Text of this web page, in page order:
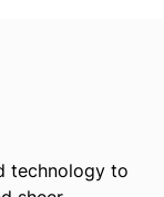
technology to